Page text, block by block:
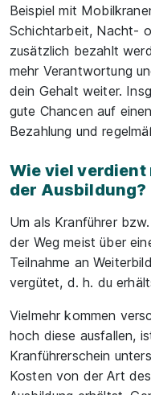
Beispiel mit
Schichtarbeit, Nacht-
zusätzlich bezahlt
mehr Verantwortung
dein Gehalt weiter.
gute Chancen auf
Bezahlung und
Wie viel verdient
der Ausbildung?
Um als Kranführer
der Weg meist über
Teilnahme an
vergütet, d. h. du
Vielmehr kommen
hoch diese ausfallen,
Kranführerschein
Kosten von der Art